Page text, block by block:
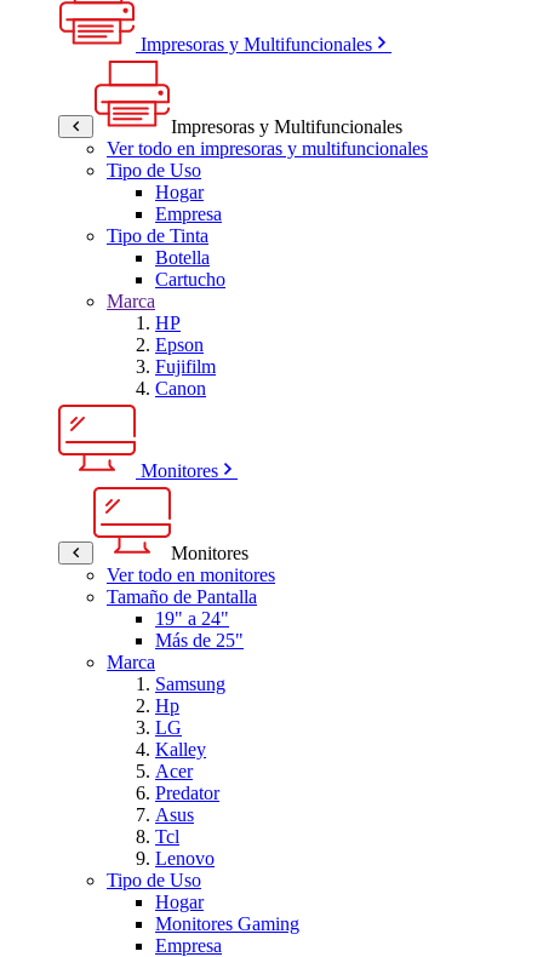
Impresoras y Multifuncionales
Impresoras y Multifuncionales
Ver todo en impresoras y multifuncionales
Tipo de Uso
Hogar
Empresa
Tipo de Tinta
Botella
Cartucho
Marca
HP
Epson
Fujifilm
Canon
Monitores
Monitores
Ver todo en monitores
Tamaño de Pantalla
19" a 24"
Más de 25"
Marca
Samsung
Hp
LG
Kalley
Acer
Predator
Asus
Tcl
Lenovo
Tipo de Uso
Hogar
Monitores Gaming
Empresa